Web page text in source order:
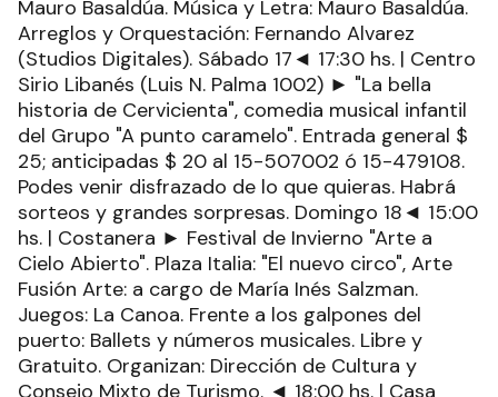
Mauro Basaldúa. Música y Letra: Mauro Basaldúa.
Arreglos y Orquestación: Fernando Alvarez
(Studios Digitales). Sábado 17◄ 17:30 hs. | Centro
Sirio Libanés (Luis N. Palma 1002) ► "La bella
historia de Cervicienta", comedia musical infantil
del Grupo "A punto caramelo". Entrada general $
25; anticipadas $ 20 al 15-507002 ó 15-479108.
Podes venir disfrazado de lo que quieras. Habrá
sorteos y grandes sorpresas. Domingo 18◄ 15:00
hs. | Costanera ► Festival de Invierno "Arte a
Cielo Abierto". Plaza Italia: "El nuevo circo", Arte
Fusión Arte: a cargo de María Inés Salzman.
Juegos: La Canoa. Frente a los galpones del
puerto: Ballets y números musicales. Libre y
Gratuito. Organizan: Dirección de Cultura y
Consejo Mixto de Turismo. ◄ 18:00 hs. | Casa